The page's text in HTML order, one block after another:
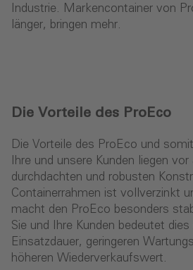
Industrie. Markencontainer von
länger, bringen mehr.
Die Vorteile des ProEco
Die Vorteile des ProEco und
Ihre und unsere Kunden liegen
durchdachten und robusten
Containerrahmen ist vollverzinkt
macht den ProEco besonders
Sie und Ihre Kunden bedeutet dies
Einsatzdauer, geringeren
höheren Wiederverkaufswert.